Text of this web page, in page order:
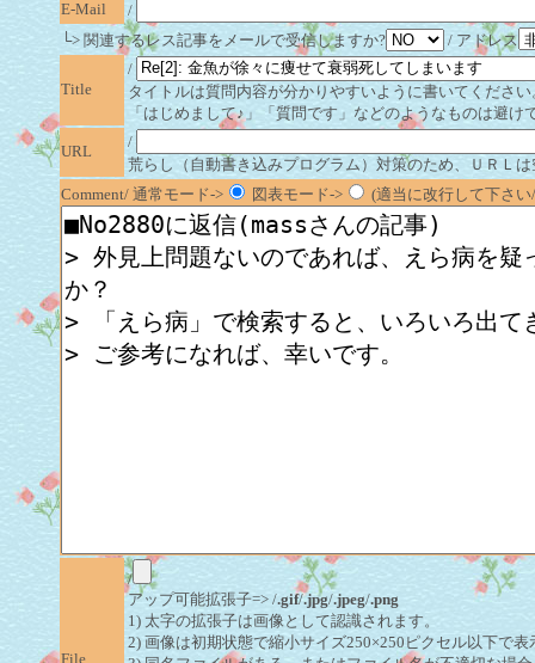
E-Mail
/
└> 関連するレス記事をメールで受信しますか?
/ アドレス
Title
/
タイトルは質問内容が分かりやすいように書いてください
「はじめまして♪」「質問です」などのようなものは避け
URL
/
荒らし（自動書き込みプログラム）対策のため、ＵＲＬ
Comment/ 通常モード->
図表モード-> (適当に改行して下さ
File
/
アップ可能拡張子=> /.gif/.jpg/.jpeg/.png
1) 太字の拡張子は画像として認識されます。
2) 画像は初期状態で縮小サイズ250×250ピクセル以下で表